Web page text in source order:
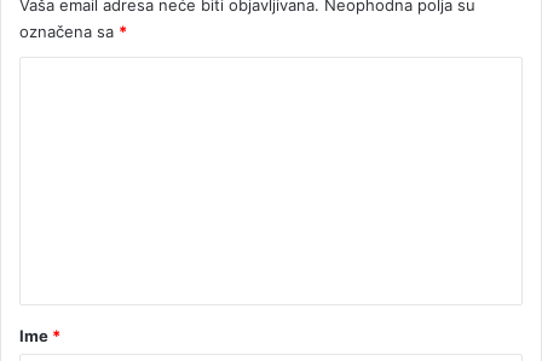
Vaša email adresa neće biti objavljivana. Neophodna polja su
označena sa *
rIme *